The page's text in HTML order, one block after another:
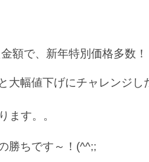
額で、新年特別価格多数！
大幅値下げにチャレンジし
ます。。
勝ちです～！(^^;;